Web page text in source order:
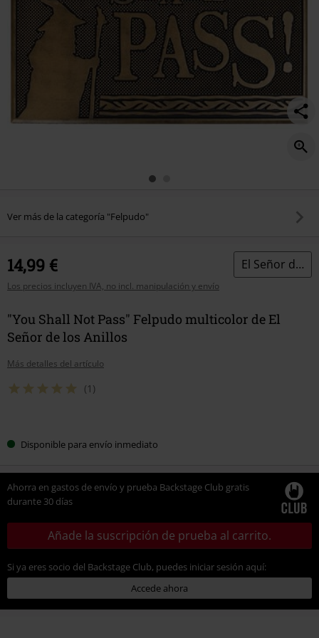
Ver más de la categoría "Felpudo"
14,99 €
Los precios incluyen IVA, no incl. manipulación y envío
El Señor de los Anillos
"You Shall Not Pass" Felpudo multicolor de El
Señor de los Anillos
Más detalles del artículo
(1)
tu Disponible para envío inmediato
Ahorra en gastos de envío y prueba Backstage Club gratis
durante 30 días
Añade la suscripción de prueba al carrito.
Si ya eres socio del Backstage Club, puedes iniciar sesión aquí:
Accede ahora